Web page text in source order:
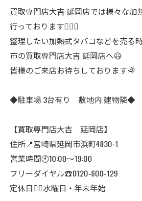
買取専門店大吉 延岡店では様々な加
行っております🙋‍♀️✨
整理したい加熱式タバコなどを売る
市の買取専門店大吉 延岡店へ😃
皆様のご来店お待ちしております🌈
◆駐車場 3台有り 敷地内 建物隣◆
【買取専門店大吉 延岡店】
住所📍宮崎県延岡市浜町4830-1
営業時間🕙10:00～19:00
フリーダイヤル☎️0120-600-129
定休日🙇‍♂️水曜日・年末年始